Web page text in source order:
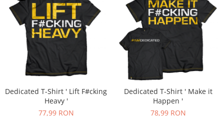
Dedicated T-Shirt ' Lift F#cking
Heavy '
77,99 RON
Dedicated T-Shirt ' Make it
Happen '
78,99 RON